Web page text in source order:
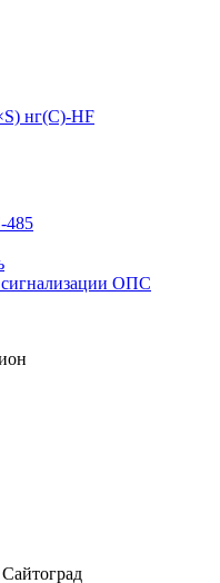
нг(С)-HF
485
сигнализации ОПС